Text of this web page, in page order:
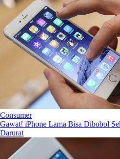
Consumer
Gawat! iPhone Lama Bisa Dibobol
Darurat